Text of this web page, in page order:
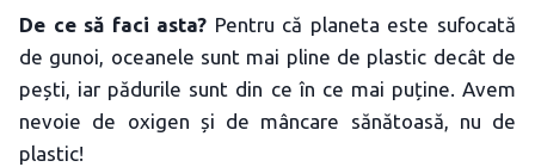
De ce să faci asta? Pentru că planeta este sufocată
de gunoi, oceanele sunt mai pline de plastic decât de
pești, iar pădurile sunt din ce în ce mai puține. Avem
nevoie de oxigen și de mâncare sănătoasă, nu de
plastic!